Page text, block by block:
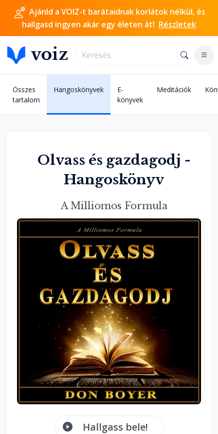
Ajánld a VOIZ-t barátaidnak korlátok nélkül, és
hallgasd ingyen akár egy életen át! Részletek
Összes
tartalom
Hangoskönyvek
E-
könyvek
Meditációk
Olvass és gazdagodj -
Hangoskönyv
A Milliomos Formula
Hallgass bele!